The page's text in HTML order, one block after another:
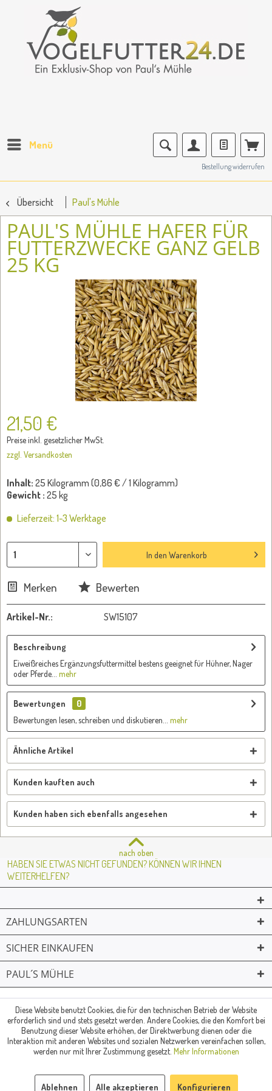
Menü
Bestellung widerrufen
Übersicht Paul's Mühle
PAUL'S MÜHLE HAFER FÜR
FUTTERZWECKE GANZ GELB
25 KG
21,50 €
Preise inkl. gesetzlicher MwSt.
zzgl. Versandkosten
Inhalt: 25 Kilogramm (0,86 € / 1 Kilogramm)
Gewicht : 25 kg
Lieferzeit: 1-3 Werktage
In den Warenkorb
Merken Bewerten
Artikel-Nr.: SW15107
Beschreibung
Eiweißreiches Ergänzungsfuttermittel bestens geeignet für Hühner, Nager
oder Pferde...
mehr
Bewertungen
0
Bewertungen lesen, schreiben und diskutieren...
mehr
Ähnliche Artikel
Kunden kauften auch
Kunden haben sich ebenfalls angesehen
nach oben
HABEN SIE ETWAS NICHT GEFUNDEN? KÖNNEN WIR IHNEN
WEITERHELFEN?
ZAHLUNGSARTEN
SICHER EINKAUFEN
PAUL´S MÜHLE
© Paul's Mühle | Inhaber: Christof Paul e.K. | Westring 2 | 45659
Recklinghausen
Fax: 02361 -28831 | E-Mail: info@pauls-muehle.de
Diese Website benutzt Cookies, die für den technischen Betrieb der Website
erforderlich sind und stets gesetzt werden. Andere Cookies, die den Komfort bei
Benutzung dieser Website erhöhen, der Direktwerbung dienen oder die
Interaktion mit anderen Websites und sozialen Netzwerken vereinfachen sollen,
werden nur mit Ihrer Zustimmung gesetzt. Mehr Informationen
Ablehnen Alle akzeptieren Konfigurieren